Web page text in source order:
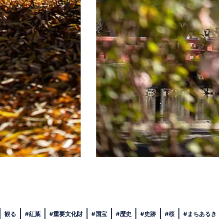
観る #紅葉 #重要文化財 #国宝 #歴史 #史跡 #桜 #まちあるき